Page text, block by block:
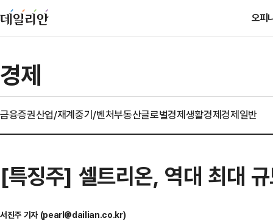
오피
경제
금융증권산업/재계중기/벤처부동산글로벌경제생활경제경제일반
[특징주] 셀트리온, 역대 최대
서진주 기자 (pearl@dailian.co.kr)